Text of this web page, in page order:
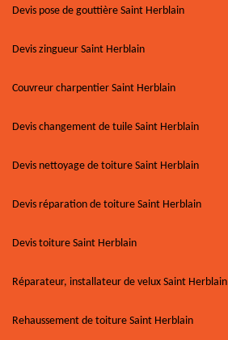
Devis pose de gouttière Saint Herblain
Devis zingueur Saint Herblain
Couvreur charpentier Saint Herblain
Devis changement de tuile Saint Herblain
Devis nettoyage de toiture Saint Herblain
Devis réparation de toiture Saint Herblain
Devis toiture Saint Herblain
Réparateur, installateur de velux Saint Herblain
Rehaussement de toiture Saint Herblain